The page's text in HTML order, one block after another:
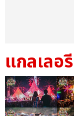
แกลเลอรี